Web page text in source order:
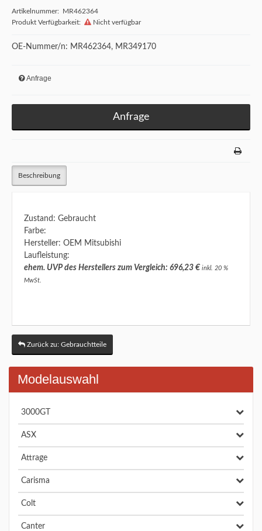
Artikelnummer: MR462364
Produkt Verfügbarkeit:
Nicht verfügbar
OE-Nummer/n: MR462364, MR349170
Anfrage
Anfrage
Beschreibung
Zustand: Gebraucht
Farbe:
Hersteller: OEM Mitsubishi
Laufleistung:
ehem. UVP des Herstellers zum Vergleich: 696,23 € inkl. 20 %
MwSt.
Zurück zu: Gebrauchtteile
Modelauswahl
3000GT
ASX
Attrage
Carisma
Colt
Canter